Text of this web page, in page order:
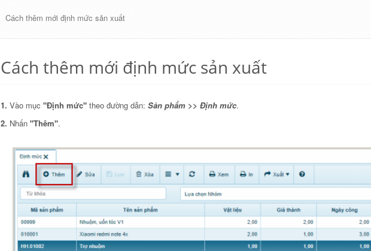
Cách thêm mới định mức sản xuất
Cách thêm mới định mức sản xuất
1. Vào mục "Định mức" theo đường dẫn: Sản phẩm >> Định mức.
2. Nhấn "Thêm".